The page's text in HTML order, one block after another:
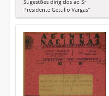
Sugestões dirigidos ao Sr
Presidente Getúlio Vargas”